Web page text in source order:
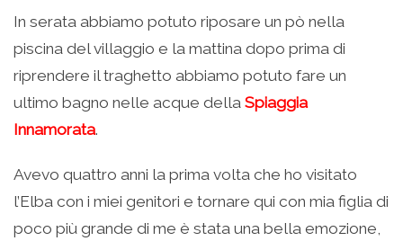
In serata abbiamo potuto riposare un pò nella
piscina del villaggio e la mattina dopo prima di
riprendere il traghetto abbiamo potuto fare un
ultimo bagno nelle acque della Spiaggia
Innamorata.
Avevo quattro anni la prima volta che ho visitato
l’Elba con i miei genitori e tornare qui con mia figlia di
poco più grande di me è stata una bella emozione,